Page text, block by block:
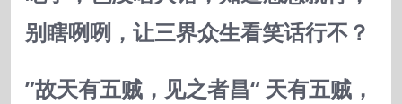
别瞎咧咧，让三界众生看笑话行不？
”故天有五贼，见之者昌“ 天有五贼，